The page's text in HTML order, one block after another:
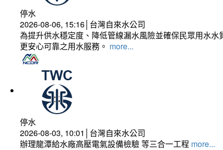
停水
2026-08-06, 15:16│台灣自來水公司
為提升供水穩定度、降低管線漏水風險並確保民眾用水
更安心可靠之用水服務。 more...
停水
2026-08-03, 10:01│台灣自來水公司
辦理龍潭給水廠高壓電氣設備檢驗 等三合一工程 more...